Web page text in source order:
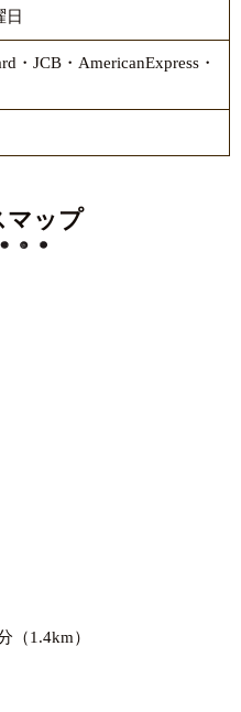
日
・JCB・AmericanExpress・
マップ
（1.4km）